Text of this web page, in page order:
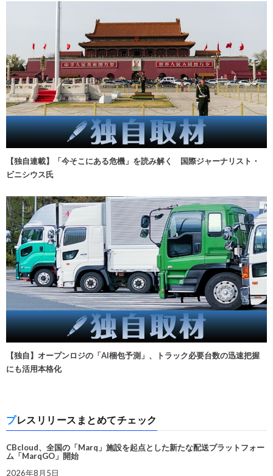
【独自連載】「今そこにある危機」を読み解く 国際ジャーナリスト・
ビニシウス氏
【独自】オープンロジの「AI梱包予測」、トラック必要台数の迅速把握
にも活用本格化
プレスリリースまとめてチェック
CBcloud、全国の「Marq」施設を起点とした新たな配送プラットフォー
ム「MarqGO」開始
2026年8月5日